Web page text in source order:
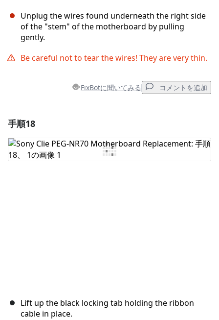
Unplug the wires found underneath the right side
of the "stem" of the motherboard by pulling
gently.
Be careful not to tear the wires! They are very thin.
FixBotに聞いてみる コメントを追加
コメントを追加
手順18
Lift up the black locking tab holding the ribbon
cable in place.